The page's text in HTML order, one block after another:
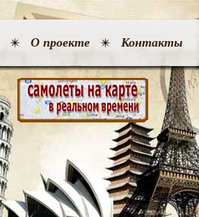
О проекте Контакты